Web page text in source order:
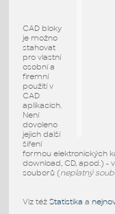
CAD bloky
je možno
stahovat
pro vlastní
osobní a
firemní
použití v
CAD
aplikacích.
Není
dovoleno
jejich další
šíření
formou elektronických
download, CD, apod.) -
souborů (neplatný
Viz též Statistika a